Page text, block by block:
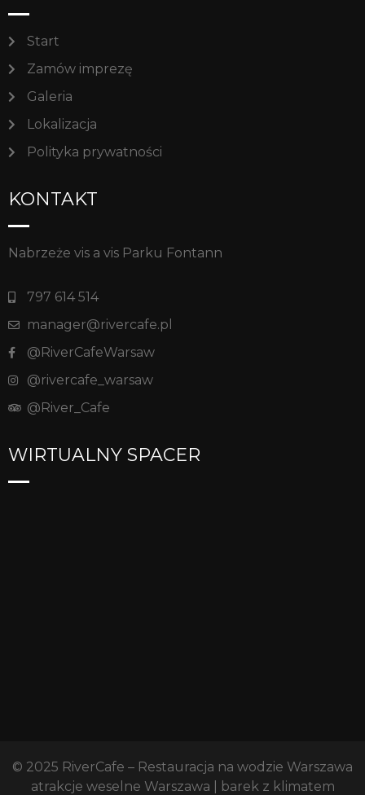
Start
Zamów imprezę
Galeria
Lokalizacja
Polityka prywatności
KONTAKT
Nabrzeże vis a vis Parku Fontann
797 614 514
manager@rivercafe.pl
@RiverCafeWarsaw
@rivercafe_warsaw
@River_Cafe
WIRTUALNY SPACER
© 2025 RiverCafe – Restauracja na wodzie Warszawa
atrakcje weselne Warszawa | barek z klimatem